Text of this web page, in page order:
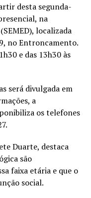
desta segunda-
na
localizada
no Entroncamento.
e das 13h30 às
será divulgada em
a
os telefones
Duarte, destaca
são
faixa etária e que o
social.